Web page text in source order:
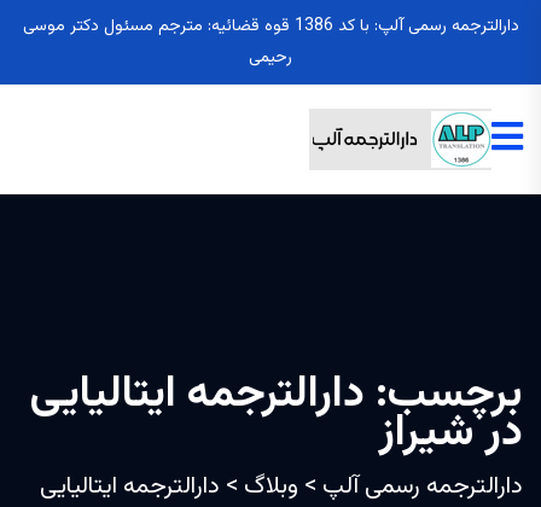
دارالترجمه رسمی آلپ: با کد 1386 قوه قضائیه: مترجم مسئول دکتر موسی
رحیمی
برچسب: دارالترجمه ایتالیایی
در شیراز
دارالترجمه رسمی آلپ > وبلاگ > دارالترجمه ایتالیایی